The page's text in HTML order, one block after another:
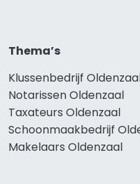
Thema’s
Klussenbedrijf
Notarissen Oldenzaal
Taxateurs Oldenzaal
Schoonmaakbedrijf
Makelaars Oldenzaal